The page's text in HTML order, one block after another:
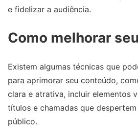
e fidelizar a audiência.
Como melhorar
Existem algumas técnicas que
para aprimorar seu conteúdo,
clara e atrativa, incluir elementos
títulos e chamadas que
público.